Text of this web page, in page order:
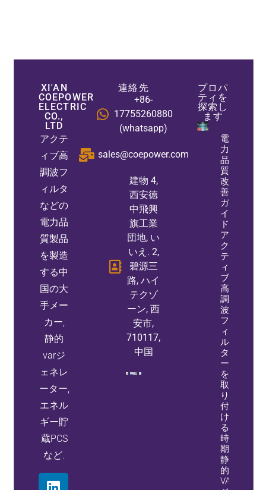
XI'AN
COEPOWER
ELECTRIC
CO.,
LTD
アクテ
ィブ高
調波フ
ィルタ
などの
電力品
質製品
を製造
する中
国の大
手メー
カー,
静的
varジ
ェネレ
ーター,
エネル
ギー貯
蔵PCS
など.
連絡先
+86-
17755260880
(whatsapp)
sales@coepower.com
建物 4,
西安徳
中飛興
旗工業
団地, い
いえ. 2,
碧源三
路, ハイ
テクゾ
ーン, 西
安市,
710117,
中国
プロパ
ティを
探索し
ます
電
力
品
質
改
善
ガ
イ
ド:
ア
ク
テ
ィ
ブ
高
調
波
フ
ィ
ル
タ
ー
を
取
り
付
け
る
時
期,
静
的
VAR